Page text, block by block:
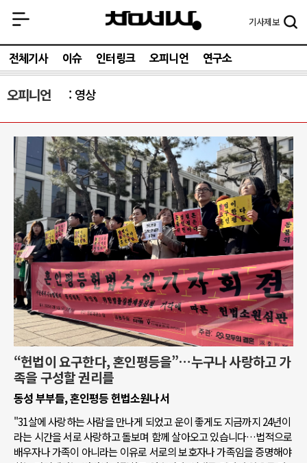
기사제보
전체기사 이슈 인터링크 오피니언 연구소
오피니언 영상
“헌법이 요구한다, 혼인평등을”…누구나 사랑하고 가
족을 구성할 권리를
동성 부부들, 혼인평등 헌법소원나서
"31살에 사랑하는 사람을 만나게 되었고 운이 좋게도 지금까지 24년이
라는 시간을 서로 사랑하고 돌보며 함께 살아오고 있습니다…법적으로
배우자나 가족이 아니라는 이유로 서로의 보호자나 가족임을 증명해야